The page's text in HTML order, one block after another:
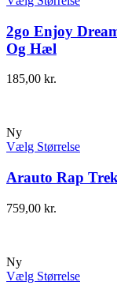
2go Enjoy
Og Hæl
185,00 kr.
Ny
Vælg Størrelse
Arauto Rap
759,00 kr.
Ny
Vælg Størrelse